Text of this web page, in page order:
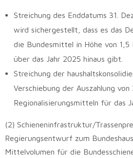
Streichung des Enddatums 31.
wird sichergestellt, dass es das
die Bundesmittel in Höhe von 1,5
über das Jahr 2025 hinaus gibt.
Streichung der
Verschiebung der Auszahlung von
Regionalisierungsmitteln für das
(2) Schieneninfrastruktur/
Regierungsentwurf zum
Mittelvolumen für die